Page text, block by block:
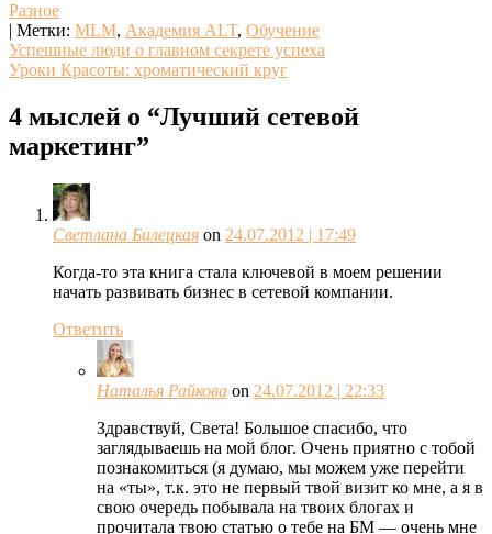
Разное
| Метки: MLM, Академия ALT, Обучение
Навигация
по
записям
Успешные люди о главном секрете успеха
Уроки Красоты: хроматический круг
4 мыслей о “Лучший сетевой
маркетинг”
Светлана Билецкая on 24.07.2012 | 17:49
Когда-то эта книга стала ключевой в моем решении
начать развивать бизнес в сетевой компании.
Ответить
Наталья Райкова on 24.07.2012 | 22:33
Здравствуй, Света! Большое спасибо, что
заглядываешь на мой блог. Очень приятно с тобой
познакомиться (я думаю, мы можем уже перейти
на «ты», т.к. это не первый твой визит ко мне, а я в
свою очередь побывала на твоих блогах и
прочитала твою статью о тебе на БМ — очень мне